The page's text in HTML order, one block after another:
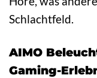
Schlachtfeld.
AIMO
Gaming-